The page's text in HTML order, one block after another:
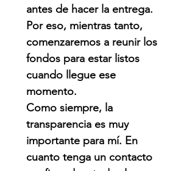
antes de hacer la entrega.
Por eso, mientras tanto,
comenzaremos a reunir los
fondos para estar listos
cuando llegue ese
momento.
Como siempre, la
transparencia es muy
importante para mí. En
cuanto tenga un contacto